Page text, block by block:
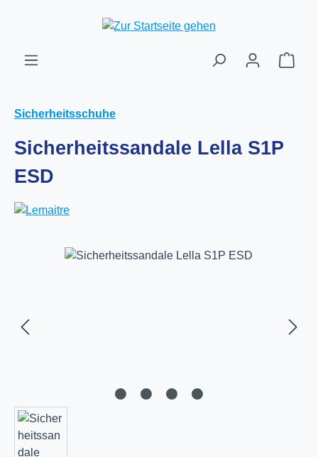
Zum Hauptinhalt springen
Sicherheitsschuhe
Sicherheitssandale Lella S1P
ESD
Bildergalerie überspringen